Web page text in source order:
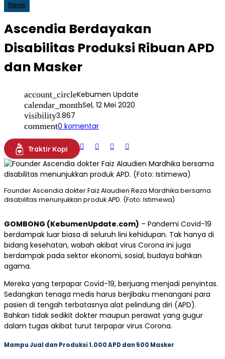
News
Ascendia Berdayakan
Disabilitas Produksi Ribuan APD
dan Masker
account_circleKebumen Update
calendar_monthSel, 12 Mei 2020
visibility3.867
comment0 komentar
Traktir Kopi
Founder Ascendia dokter Faiz Alaudien Reza Mardhika bersama
disabilitas menunjukkan produk APD. (Foto: Istimewa)
GOMBONG (KebumenUpdate.com) – Pandemi Covid-19
berdampak luar biasa di seluruh lini kehidupan. Tak hanya di
bidang kesehatan, wabah akibat virus Corona ini juga
berdampak pada sektor ekonomi, sosial, budaya bahkan
agama.
Mereka yang terpapar Covid-19, berjuang menjadi penyintas.
Sedangkan tenaga medis harus berjibaku menangani para
pasien di tengah terbatasnya alat pelindung diri (APD).
Bahkan tidak sedikit dokter maupun perawat yang gugur
dalam tugas akibat turut terpapar virus Corona.
Mampu Jual dan Produksi 1.000 APD dan 500 Masker